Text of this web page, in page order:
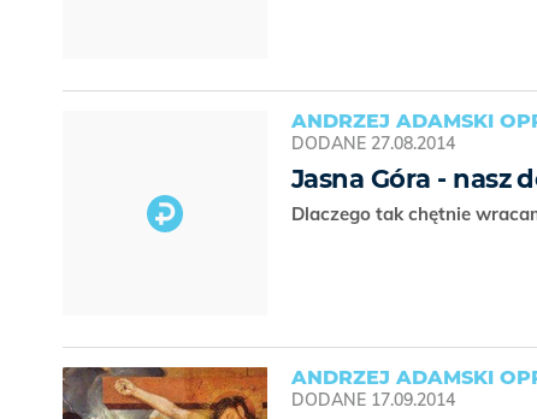
ANDRZEJ ADAMSKI
DODANE 27.08.2014
Jasna Góra - nasz
Dlaczego tak chętnie
ANDRZEJ ADAMSKI
DODANE 17.09.2014